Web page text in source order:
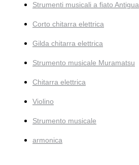
Strumenti musicali a fiato Antigua
Corto chitarra elettrica
Gilda chitarra elettrica
Strumento musicale Muramatsu
Chitarra elettrica
Violino
Strumento musicale
armonica